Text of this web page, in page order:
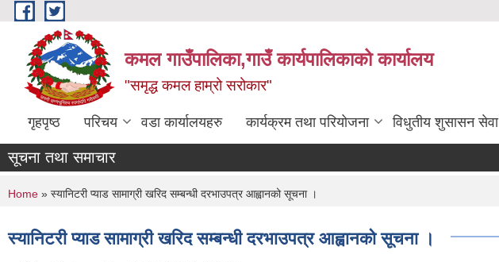
Skip to main content
कमल गाउँपालिका,गाउँ कार्यपालिकाको कार्यालय
"समृद्ध कमल हाम्रो सरोकार"
गृहपृष्ठ परिचय वडा कार्यालयहरु कार्यक्रम तथा परियोजना विधुतीय शुसासन सेवा
सूचना तथा समाचार
You are here
Home » स्यानिटरी प्याड सामाग्री खरिद सम्बन्धी दरभाउपत्र आह्वानको सूचना ।
स्यानिटरी प्याड सामाग्री खरिद सम्बन्धी दरभाउपत्र आह्वानको सूचना ।